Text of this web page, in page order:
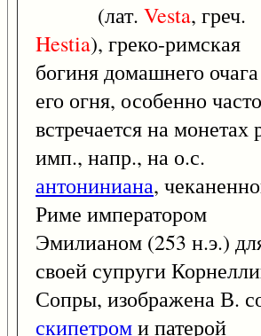
(лат. Vesta, греч.
Hestia), греко-римская
богиня домашнего
его огня, особенно часто
встречается на монетах
имп., напр., на о.с.
антониниана,
Риме императором
Эмилианом (253 н.э.)
своей супруги
Сопры, изображена В.
скипетроми патерой